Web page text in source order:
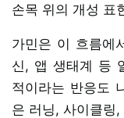
손목 위의 개성 표
가민은 이 흐름에
신, 앱 생태계 등
적이라는 반응도
은 러닝, 사이클링